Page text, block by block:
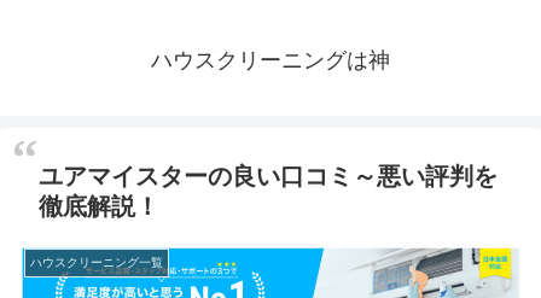
ハウスクリーニングは神
ユアマイスターの良い口コミ～悪い評判を
徹底解説！
ハウスクリーニング一覧